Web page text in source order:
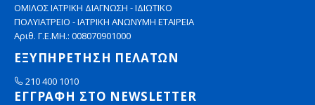
ΟΜΙΛΟΣ ΙΑΤΡΙΚΗ ΔΙΑΓΝΩΣΗ - ΙΔΙΩΤΙΚΟ
ΠΟΛΥΙΑΤΡΕΙΟ - ΙΑΤΡΙΚΗ ΑΝΩΝΥΜΗ ΕΤΑΙΡΕΙΑ
Αριθ. Γ.Ε.ΜΗ.: 008070901000
ΕΞΥΠΗΡΕΤΗΣΗ ΠΕΛΑΤΩΝ
210 400 1010
ΕΓΓΡΑΦΗ ΣΤΟ NEWSLETTER